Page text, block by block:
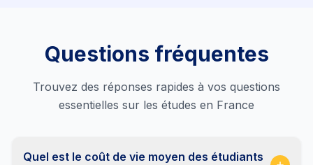
Questions fréquentes
Trouvez des réponses rapides à vos questions
essentielles sur les études en France
Quel est le coût de vie moyen des étudiants